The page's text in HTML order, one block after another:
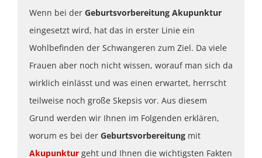
Wenn bei der Geburtsvorbereitung Akupunktur
eingesetzt wird, hat das in erster Linie ein
Wohlbefinden der Schwangeren zum Ziel. Da viele
Frauen aber noch nicht wissen, worauf man sich da
wirklich einlässt und was einen erwartet, herrscht
teilweise noch große Skepsis vor. Aus diesem
Grund werden wir Ihnen im Folgenden erklären,
worum es bei der Geburtsvorbereitung mit
Akupunktur geht und Ihnen die wichtigsten Fakten